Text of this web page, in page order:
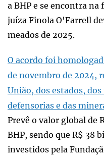
a BHP e se encontra na
juíza Finola O'Farrell
meados de 2025.
O acordo foi
de novembro de 2024,
União, dos estados,
defensorias e das
Prevê o valor global de
BHP, sendo que R$ 38
investidos pela